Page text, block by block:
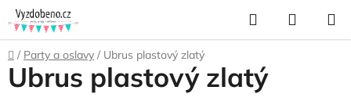
Přejít
na
obsah
Hledat
KOŠÍK
Domů
/ Party a oslavy / Ubrus plastový zlatý
Ubrus plastový zlatý